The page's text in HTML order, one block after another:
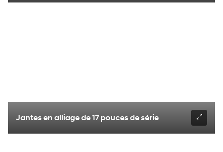
Jantes en alliage de 17 pouces de série